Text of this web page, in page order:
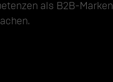
als B2B-Marken